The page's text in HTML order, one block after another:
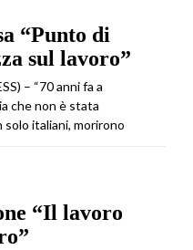
“Punto di
sul lavoro”
– “70 anni fa a
che non è stata
italiani, morirono
“Il lavoro